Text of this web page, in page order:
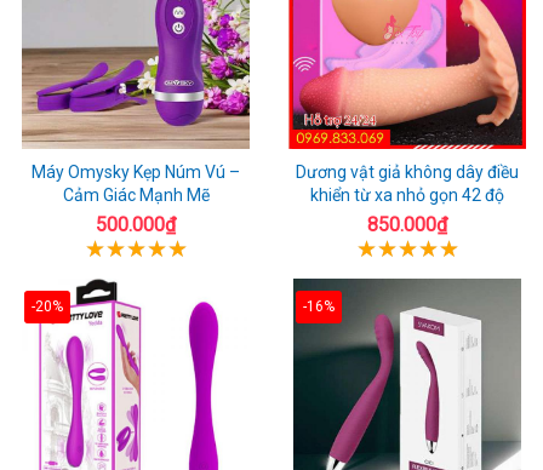
Máy Omysky Kẹp Núm Vú –
Cảm Giác Mạnh Mẽ
500.000₫
Dương vật giả không dây điều
khiển từ xa nhỏ gọn 42 độ
850.000₫
-20% -16%